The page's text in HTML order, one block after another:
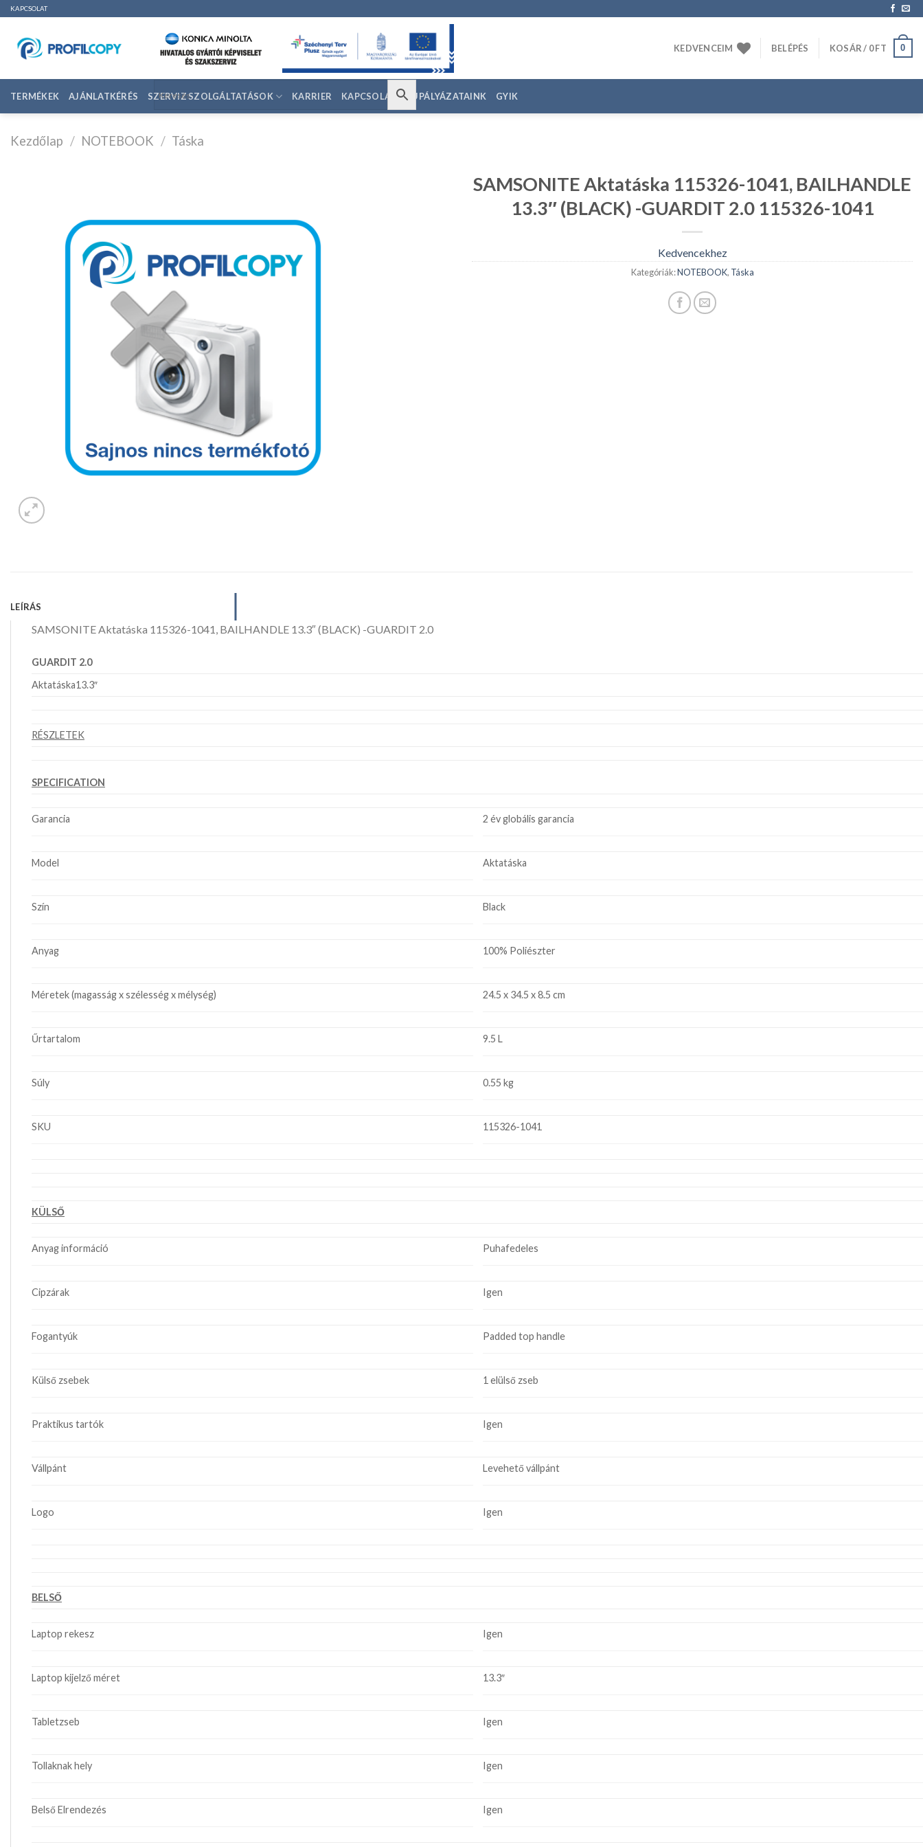
Ugrás
tartalomhoz
KAPCSOLAT
KEDVENCEIM BELÉPÉS KOSÁR / 0FT 0
TERMÉKEK AJÁNLATKÉRÉS SZERVIZ SZOLGÁLTATÁSOK KARRIER KAPCSOLAT EU PÁLYÁZATAINK GYIK
Kezdőlap / NOTEBOOK / Táska
SAMSONITE Aktatáska 115326-1041, BAILHANDLE
13.3″ (BLACK) -GUARDIT 2.0 115326-1041
Kedvencekhez
Kategóriák:NOTEBOOK, Táska
LEÍRÁS
SAMSONITE Aktatáska 115326-1041, BAILHANDLE 13.3″ (BLACK) -GUARDIT 2.0
GUARDIT 2.0
Aktatáska13.3″
RÉSZLETEK
SPECIFICATION
Garancia 2 év globális garancia
Model Aktatáska
Szín Black
Anyag 100% Poliészter
Méretek (magasság x szélesség x mélység) 24.5 x 34.5 x 8.5 cm
Űrtartalom 9.5 L
Súly 0.55 kg
SKU 115326-1041
KÜLSŐ
Anyag információ Puhafedeles
Cipzárak Igen
Fogantyúk Padded top handle
Külső zsebek 1 elülső zseb
Praktikus tartók Igen
Vállpánt Levehető vállpánt
Logo Igen
BELSŐ
Laptop rekesz Igen
Laptop kijelző méret 13.3″
Tabletzseb Igen
Tollaknak hely Igen
Belső Elrendezés Igen